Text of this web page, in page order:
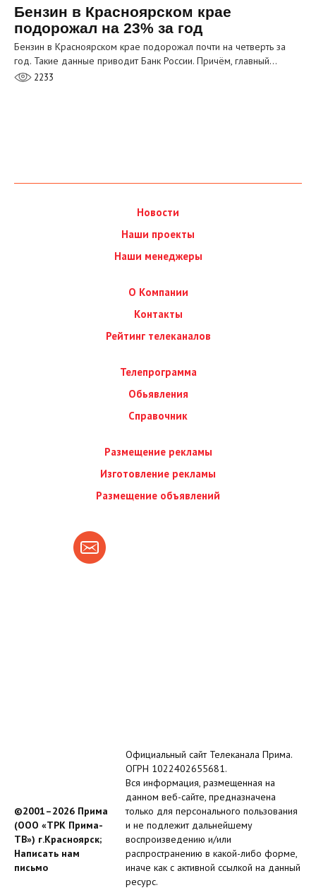
Бензин в Красноярском крае
подорожал на 23% за год
Бензин в Красноярском крае подорожал почти на четверть за
год. Такие данные приводит Банк России. Причём, главный…
2233
Новости
Наши проекты
Наши менеджеры
О Компании
Контакты
Рейтинг телеканалов
Телепрограмма
Обьявления
Справочник
Размещение рекламы
Изготовление рекламы
Размещение объявлений
©2001–2026 Прима
(ООО «ТРК Прима-
ТВ») г.Красноярск;
Написать нам
письмо
Официальный сайт Телеканала Прима.
ОГРН 1022402655681.
Вся информация, размещенная на
данном веб-сайте, предназначена
только для персонального пользования
и не подлежит дальнейшему
воспроизведению и/или
распространению в какой-либо форме,
иначе как с активной ссылкой на данный
ресурс.